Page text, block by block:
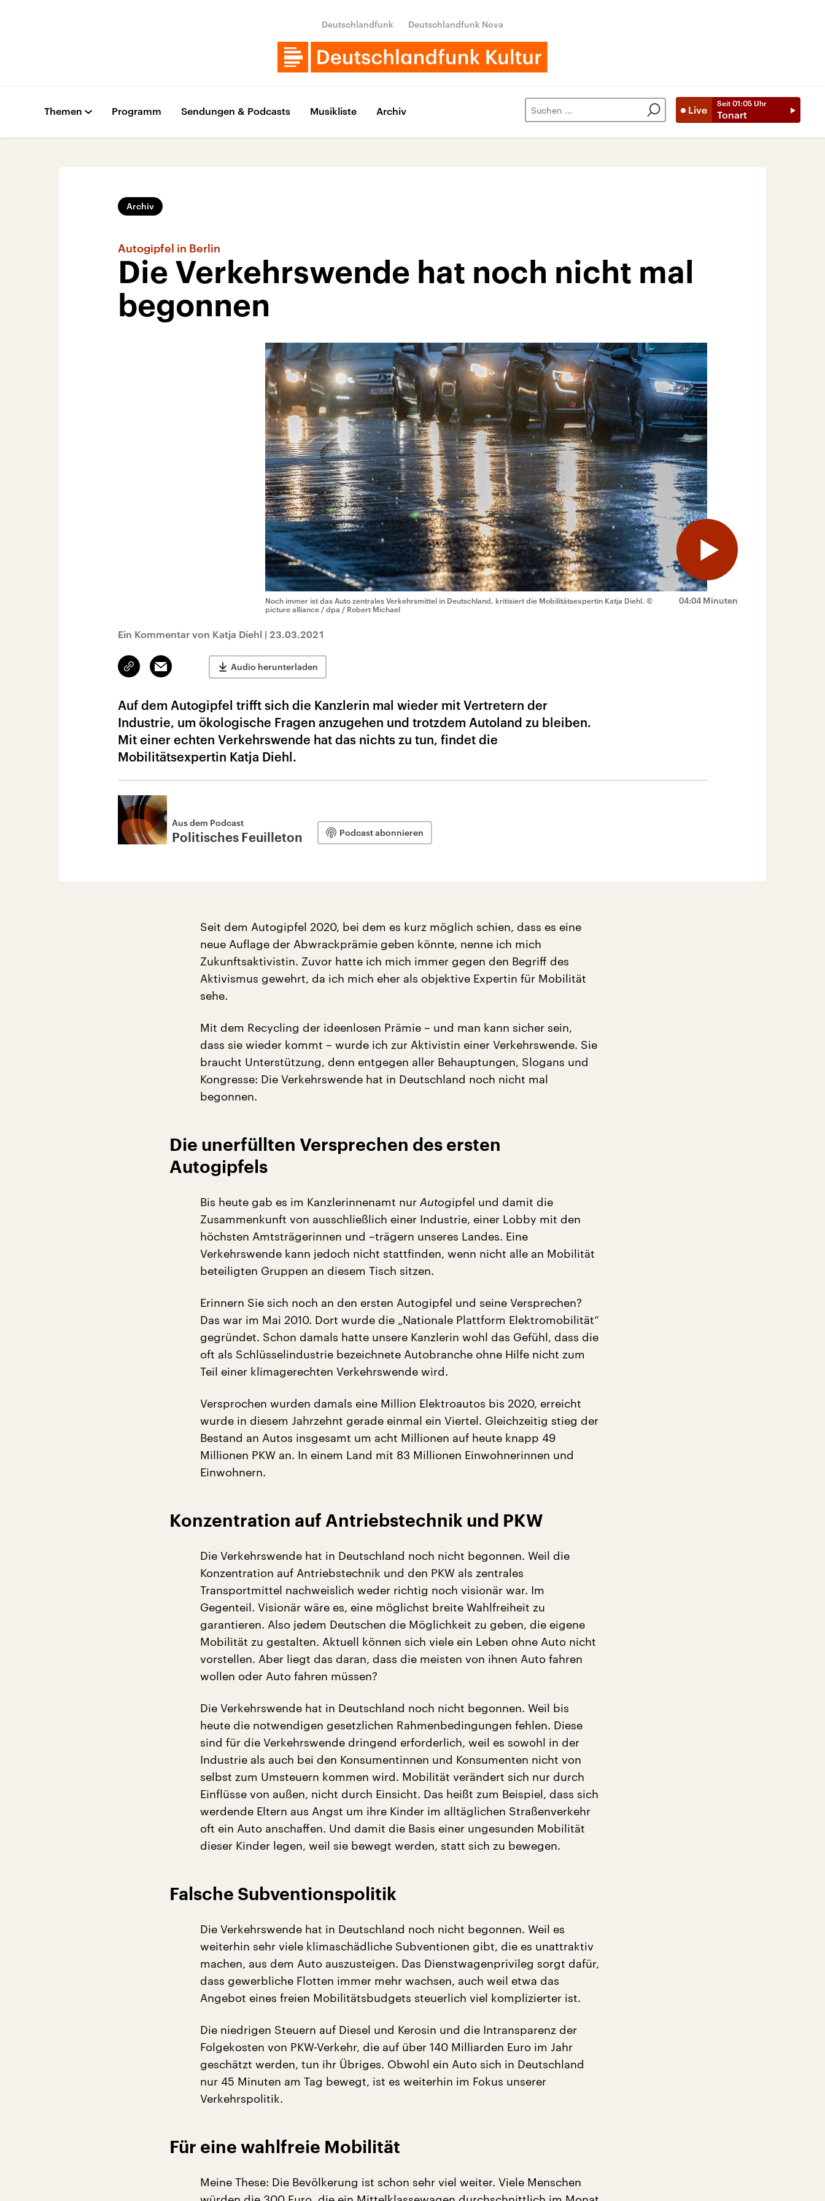
Deutschlandfunk Deutschlandfunk Nova
Live
Seit 01:05 Uhr
Tonart
Themen Programm Sendungen & Podcasts Musikliste Archiv
Archiv
Autogipfel in Berlin
Die Verkehrswende hat noch nicht mal
begonnen
04:04 Minuten
Noch immer ist das Auto zentrales Verkehrsmittel in Deutschland, kritisiert die Mobilitätsexpertin Katja Diehl. ©
picture alliance / dpa / Robert Michael
Ein Kommentar von Katja Diehl | 23.03.2021
Link
kopieren/teilen
Email Audio herunterladen
Auf dem Autogipfel trifft sich die Kanzlerin mal wieder mit Vertretern der
Industrie, um ökologische Fragen anzugehen und trotzdem Autoland zu bleiben.
Mit einer echten Verkehrswende hat das nichts zu tun, findet die
Mobilitätsexpertin Katja Diehl.
Aus dem Podcast
Politisches Feuilleton Podcast abonnieren
Seit dem Autogipfel 2020, bei dem es kurz möglich schien, dass es eine
neue Auflage der Abwrackprämie geben könnte, nenne ich mich
Zukunftsaktivistin. Zuvor hatte ich mich immer gegen den Begriff des
Aktivismus gewehrt, da ich mich eher als objektive Expertin für Mobilität
sehe.
Mit dem Recycling der ideenlosen Prämie – und man kann sicher sein,
dass sie wieder kommt – wurde ich zur Aktivistin einer Verkehrswende. Sie
braucht Unterstützung, denn entgegen aller Behauptungen, Slogans und
Kongresse: Die Verkehrswende hat in Deutschland noch nicht mal
begonnen.
Die unerfüllten Versprechen des ersten
Autogipfels
Bis heute gab es im Kanzlerinnenamt nur Autogipfel und damit die
Zusammenkunft von ausschließlich einer Industrie, einer Lobby mit den
höchsten Amtsträgerinnen und –trägern unseres Landes. Eine
Verkehrswende kann jedoch nicht stattfinden, wenn nicht alle an Mobilität
beteiligten Gruppen an diesem Tisch sitzen.
Erinnern Sie sich noch an den ersten Autogipfel und seine Versprechen?
Das war im Mai 2010. Dort wurde die „Nationale Plattform Elektromobilität“
gegründet. Schon damals hatte unsere Kanzlerin wohl das Gefühl, dass die
oft als Schlüsselindustrie bezeichnete Autobranche ohne Hilfe nicht zum
Teil einer klimagerechten Verkehrswende wird.
Versprochen wurden damals eine Million Elektroautos bis 2020, erreicht
wurde in diesem Jahrzehnt gerade einmal ein Viertel. Gleichzeitig stieg der
Bestand an Autos insgesamt um acht Millionen auf heute knapp 49
Millionen PKW an. In einem Land mit 83 Millionen Einwohnerinnen und
Einwohnern.
Konzentration auf Antriebstechnik und PKW
Die Verkehrswende hat in Deutschland noch nicht begonnen. Weil die
Konzentration auf Antriebstechnik und den PKW als zentrales
Transportmittel nachweislich weder richtig noch visionär war. Im
Gegenteil. Visionär wäre es, eine möglichst breite Wahlfreiheit zu
garantieren. Also jedem Deutschen die Möglichkeit zu geben, die eigene
Mobilität zu gestalten. Aktuell können sich viele ein Leben ohne Auto nicht
vorstellen. Aber liegt das daran, dass die meisten von ihnen Auto fahren
wollen oder Auto fahren müssen?
Die Verkehrswende hat in Deutschland noch nicht begonnen. Weil bis
heute die notwendigen gesetzlichen Rahmenbedingungen fehlen. Diese
sind für die Verkehrswende dringend erforderlich, weil es sowohl in der
Industrie als auch bei den Konsumentinnen und Konsumenten nicht von
selbst zum Umsteuern kommen wird. Mobilität verändert sich nur durch
Einflüsse von außen, nicht durch Einsicht. Das heißt zum Beispiel, dass sich
werdende Eltern aus Angst um ihre Kinder im alltäglichen Straßenverkehr
oft ein Auto anschaffen. Und damit die Basis einer ungesunden Mobilität
dieser Kinder legen, weil sie bewegt werden, statt sich zu bewegen.
Falsche Subventionspolitik
Die Verkehrswende hat in Deutschland noch nicht begonnen. Weil es
weiterhin sehr viele klimaschädliche Subventionen gibt, die es unattraktiv
machen, aus dem Auto auszusteigen. Das Dienstwagenprivileg sorgt dafür,
dass gewerbliche Flotten immer mehr wachsen, auch weil etwa das
Angebot eines freien Mobilitätsbudgets steuerlich viel komplizierter ist.
Die niedrigen Steuern auf Diesel und Kerosin und die Intransparenz der
Folgekosten von PKW-Verkehr, die auf über 140 Milliarden Euro im Jahr
geschätzt werden, tun ihr Übriges. Obwohl ein Auto sich in Deutschland
nur 45 Minuten am Tag bewegt, ist es weiterhin im Fokus unserer
Verkehrspolitik.
Für eine wahlfreie Mobilität
Meine These: Die Bevölkerung ist schon sehr viel weiter. Viele Menschen